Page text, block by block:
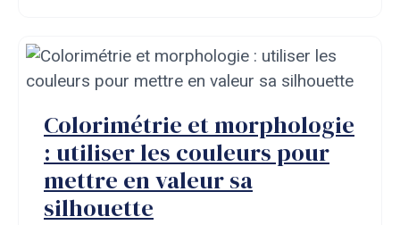
Colorimétrie et morphologie
: utiliser les couleurs pour
mettre en valeur sa
silhouette